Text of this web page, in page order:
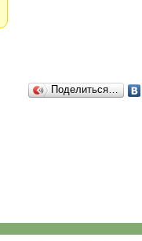
Поделиться…